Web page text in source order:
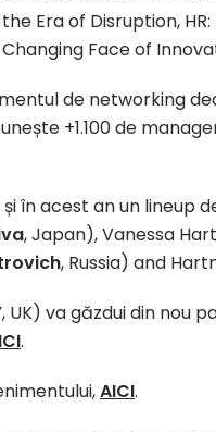
Era of Disruption,
Face of
de networking
+1.100 de
în acest an un lineup
, Japan), Vanessa
, Russia) and
UK) va găzdui din nou
.
AICI.